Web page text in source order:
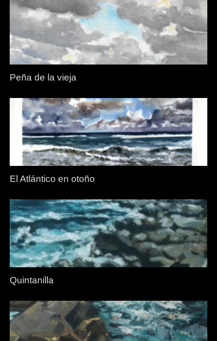
Peña de la vieja
El Atlántico en otoño
Quintanilla